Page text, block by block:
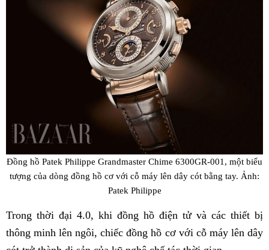
Đồng hồ Patek Philippe Grandmaster Chime 6300GR-001, một biểu
tượng của dòng đồng hồ cơ với cỗ máy lên dây cót bằng tay. Ảnh:
Patek Philippe
Trong thời đại 4.0, khi đồng hồ điện tử và các thiết bị
thông minh lên ngôi, chiếc đồng hồ cơ với cỗ máy lên dây